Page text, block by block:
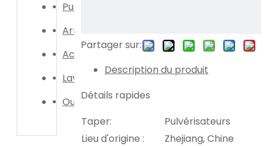
Pulvérisateur électrique
Arrosoir
Accessoires de pulvérisateur
Laveuse de voiture
Outil d'irrigation de jardin
Partager sur:
Description du produit
Détails rapides
Taper:
Pulvérisateurs
Lieu d'origine :
Zhejiang, Chine